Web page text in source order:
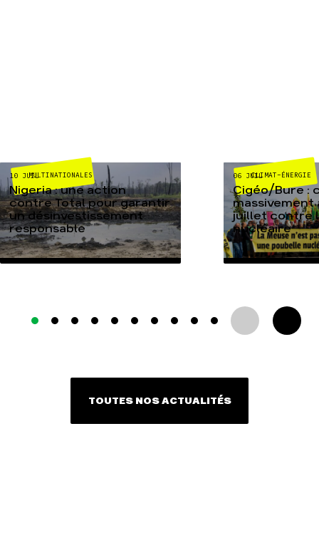
MULTINATIONALES
10 JUIL
Nigeria : une action
contre Total pour garantir
un désinvestissement
responsable
CLIMAT-ÉNERGIE
06 JUIL
Cigéo/Bure :
massivement
juillet contre
nucléaire
TOUTES NOS ACTUALITÉS